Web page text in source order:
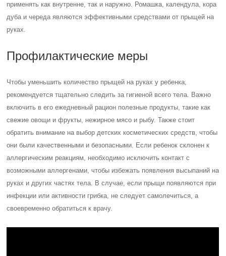
применять как внутренне, так и наружно. Ромашка, календула, кора
дуба и череда являются эффективными средствами от прыщей на
руках.
Профилактические меры
Чтобы уменьшить количество прыщей на руках у ребенка,
рекомендуется тщательно следить за гигиеной всего тела. Важно
включить в его ежедневный рацион полезные продукты, такие как
свежие овощи и фрукты, нежирное мясо и рыбу. Также стоит
обратить внимание на выбор детских косметических средств, чтобы
они были качественными и безопасными. Если ребенок склонен к
аллергическим реакциям, необходимо исключить контакт с
возможными аллергенами, чтобы избежать появления высыпаний на
руках и других частях тела. В случае, если прыщи появляются при
инфекции или активности грибка, не следует самолечиться, а
своевременно обратиться к врачу.